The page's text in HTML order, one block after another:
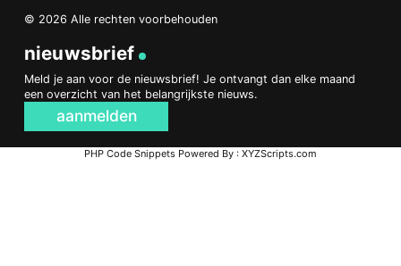
© 2026 Alle rechten voorbehouden
nieuwsbrief
Meld je aan voor de nieuwsbrief! Je ontvangt dan elke maand
een overzicht van het belangrijkste nieuws.
aanmelden
PHP Code Snippets Powered By : XYZScripts.com